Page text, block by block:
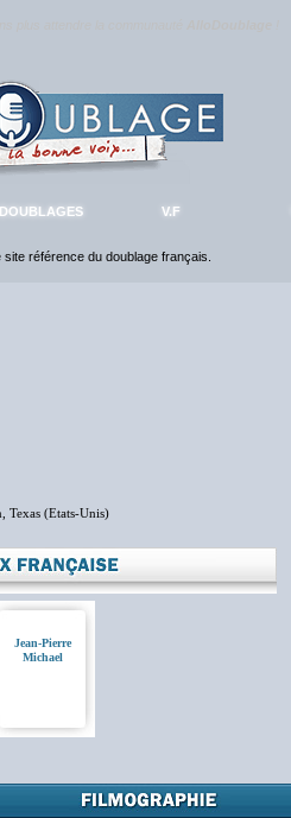
DOUBLAGES V.F
site référence du doublage français.
Texas (Etats-Unis)
Jean-Pierre
Michael